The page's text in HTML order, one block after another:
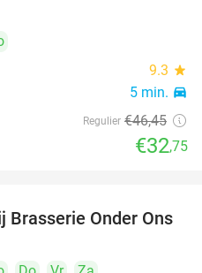
9.3 star
5 min. directions_car
Regulier €46,45
€32,75
31%
Brasserie Onder Ons